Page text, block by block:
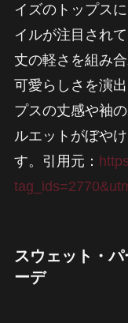
イズのトップス
イルが注目され
丈の軽さを組み
可愛らしさを演
プスの丈感や袖
ルエットがぼや
す。引用元：
スウェット・
ーデ